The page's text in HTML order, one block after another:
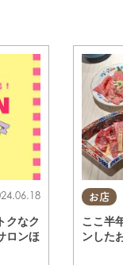
クなク
ロンほ
お店
ここ半
ンした